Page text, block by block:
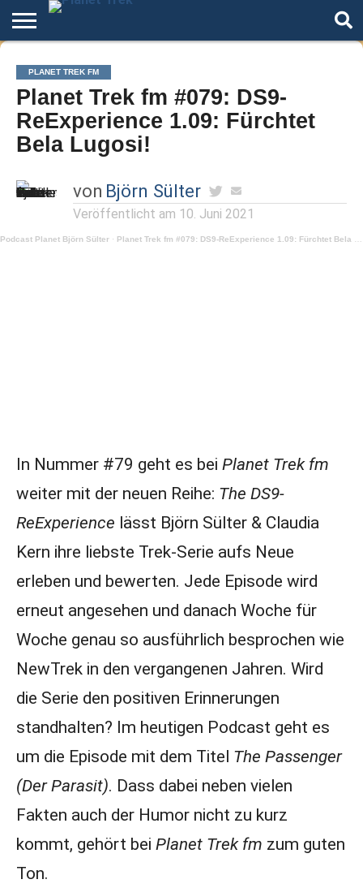
Home
Der
Podcast
Über
Star
Trek
Artikel
Andere
Welten
Autoren
Night
Mode
PLANET TREK FM
Planet Trek fm #079: DS9-
ReExperience 1.09: Fürchtet
Bela Lugosi!
von Björn Sülter
Veröffentlicht am 10. Juni 2021
Podcast Planet Björn Sülter · Planet Trek fm #079: DS9-ReExperience 1.09: Fürchtet Bela Lugosi!
In Nummer #79 geht es bei Planet Trek fm
weiter mit der neuen Reihe: The DS9-
ReExperience lässt Björn Sülter & Claudia
Kern ihre liebste Trek-Serie aufs Neue
erleben und bewerten. Jede Episode wird
erneut angesehen und danach Woche für
Woche genau so ausführlich besprochen wie
NewTrek in den vergangenen Jahren. Wird
die Serie den positiven Erinnerungen
standhalten? Im heutigen Podcast geht es
um die Episode mit dem Titel The Passenger
(Der Parasit). Dass dabei neben vielen
Fakten auch der Humor nicht zu kurz
kommt, gehört bei Planet Trek fm zum guten
Ton.